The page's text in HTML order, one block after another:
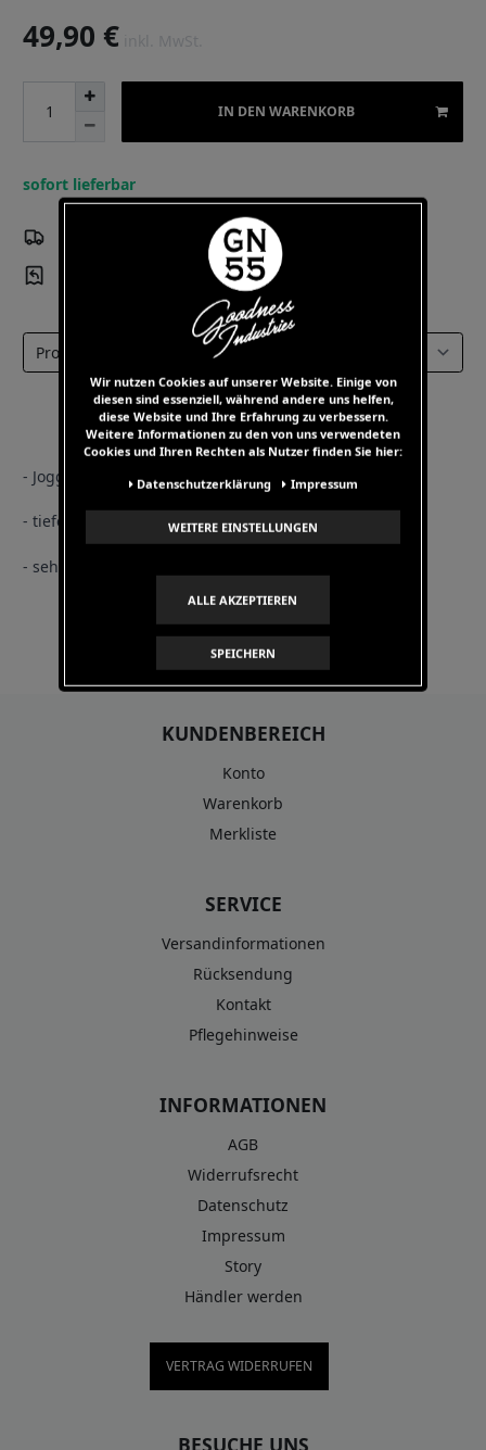
49,90 €
IN DEN WARENKORB
sofort lieferbar
ab 60 EUR Warenwert
Rückversand 14 Tage Rückgaberecht
Select a tab
- Jogginghose mit kleinen Details
- tiefer geschnitten
- sehr weiche und angenehme Baumwollmischung
KUNDENBEREICH
Konto
Warenkorb
Merkliste
SERVICE
Versandinformationen
Rücksendung
Kontakt
Pflegehinweise
INFORMATIONEN
AGB
Widerrufsrecht
Datenschutz
Impressum
Story
Händler werden
VERTRAG WIDERRUFEN
BESUCHE UNS
Wir nutzen Cookies auf unserer Website. Einige von
diesen sind essenziell, während andere uns helfen,
diese Website und Ihre Erfahrung zu verbessern.
Weitere Informationen zu den von uns verwendeten
Cookies und Ihren Rechten als Nutzer finden Sie hier:
Daten­schutz­erklärung
Impressum
WEITERE EINSTELLUNGEN
ALLE AKZEPTIEREN
SPEICHERN